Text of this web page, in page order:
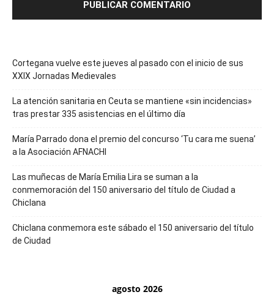
Cortegana vuelve este jueves al pasado con el inicio de sus
XXIX Jornadas Medievales
La atención sanitaria en Ceuta se mantiene «sin incidencias»
tras prestar 335 asistencias en el último día
María Parrado dona el premio del concurso ‘Tu cara me suena’
a la Asociación AFNACHI
Las muñecas de María Emilia Lira se suman a la
conmemoración del 150 aniversario del título de Ciudad a
Chiclana
Chiclana conmemora este sábado el 150 aniversario del título
de Ciudad
agosto 2026